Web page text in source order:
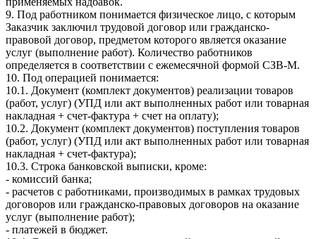
9. Под работником понимается физическое лицо, с которым
Заказчик заключил трудовой договор или гражданско-
правовой договор, предметом которого является оказание
услуг (выполнение работ). Количество работников
определяется в соответствии с ежемесячной формой СЗВ-М.
10. Под операцией понимается:
10.1. Документ (комплект документов) реализации товаров
(работ, услуг) (УПД или акт выполненных работ или товарная
накладная + счет-фактура + счет на оплату);
10.2. Документ (комплект документов) поступления товаров
(работ, услуг) (УПД или акт выполненных работ или товарная
накладная + счет-фактура);
10.3. Строка банковской выписки, кроме:
- комиссий банка;
- расчетов с работниками, производимых в рамках трудовых
договоров или гражданско-правовых договоров на оказание
услуг (выполнение работ);
- платежей в бюджет.